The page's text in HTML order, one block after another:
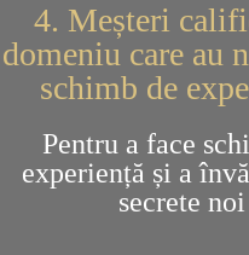
4. Meșteri
domeniu care au
schimb de
Pentru a face
experiență și a
secrete noi